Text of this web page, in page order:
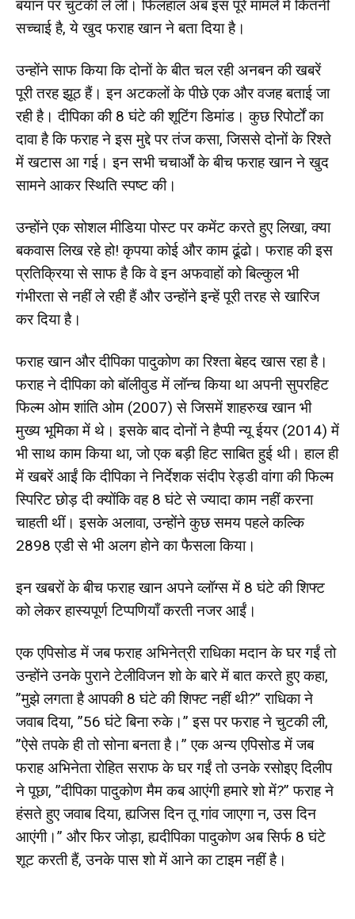
बयान पर चुटकी ले ली। फिलहाल अब इस पूरे मामले में कितनी
सच्चाई है, ये खुद फराह खान ने बता दिया है।
उन्होंने साफ किया कि दोनों के बीत चल रही अनबन की खबरें
पूरी तरह झूठ हैं। इन अटकलों के पीछे एक और वजह बताई जा
रही है। दीपिका की 8 घंटे की शूटिंग डिमांड। कुछ रिपोर्टों का
दावा है कि फराह ने इस मुद्दे पर तंज कसा, जिससे दोनों के रिश्ते
में खटास आ गई। इन सभी चचार्ओं के बीच फराह खान ने खुद
सामने आकर स्थिति स्पष्ट की।
उन्होंने एक सोशल मीडिया पोस्ट पर कमेंट करते हुए लिखा, क्या
बकवास लिख रहे हो! कृपया कोई और काम ढूंढो। फराह की इस
प्रतिक्रिया से साफ है कि वे इन अफवाहों को बिल्कुल भी
गंभीरता से नहीं ले रही हैं और उन्होंने इन्हें पूरी तरह से खारिज
कर दिया है।
फराह खान और दीपिका पादुकोण का रिश्ता बेहद खास रहा है।
फराह ने दीपिका को बॉलीवुड में लॉन्च किया था अपनी सुपरहिट
फिल्म ओम शांति ओम (2007) से जिसमें शाहरुख खान भी
मुख्य भूमिका में थे। इसके बाद दोनों ने हैप्पी न्यू ईयर (2014) में
भी साथ काम किया था, जो एक बड़ी हिट साबित हुई थी। हाल ही
में खबरें आईं कि दीपिका ने निर्देशक संदीप रेड्डी वांगा की फिल्म
स्पिरिट छोड़ दी क्योंकि वह 8 घंटे से ज्यादा काम नहीं करना
चाहती थीं। इसके अलावा, उन्होंने कुछ समय पहले कल्कि
2898 एडी से भी अलग होने का फैसला किया।
इन खबरों के बीच फराह खान अपने व्लॉग्स में 8 घंटे की शिफ्ट
को लेकर हास्यपूर्ण टिप्पणियाँ करती नजर आईं।
एक एपिसोड में जब फराह अभिनेत्री राधिका मदान के घर गईं तो
उन्होंने उनके पुराने टेलीविजन शो के बारे में बात करते हुए कहा,
”मुझे लगता है आपकी 8 घंटे की शिफ्ट नहीं थी?” राधिका ने
जवाब दिया, ”56 घंटे बिना रुके।” इस पर फराह ने चुटकी ली,
”ऐसे तपके ही तो सोना बनता है।” एक अन्य एपिसोड में जब
फराह अभिनेता रोहित सराफ के घर गईं तो उनके रसोइए दिलीप
ने पूछा, ”दीपिका पादुकोण मैम कब आएंगी हमारे शो में?” फराह ने
हंसते हुए जवाब दिया, ह्यजिस दिन तू गांव जाएगा न, उस दिन
आएंगी।” और फिर जोड़ा, ह्यदीपिका पादुकोण अब सिर्फ 8 घंटे
शूट करती हैं, उनके पास शो में आने का टाइम नहीं है।